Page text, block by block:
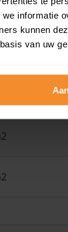
informatie
kunnen
van uw